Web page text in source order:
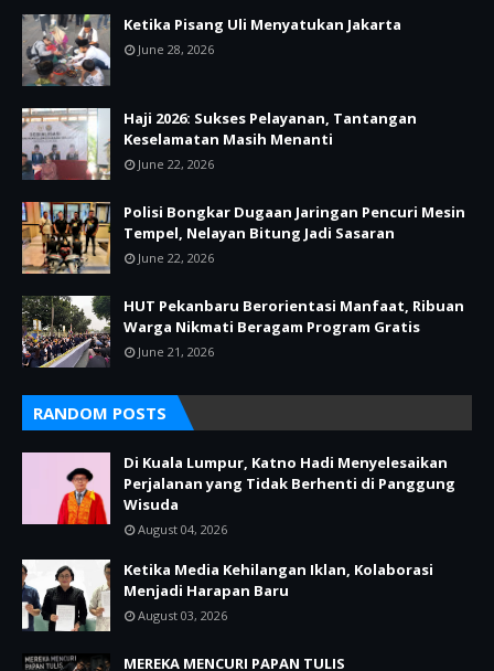
Ketika Pisang Uli Menyatukan Jakarta
June 28, 2026
Haji 2026: Sukses Pelayanan, Tantangan
Keselamatan Masih Menanti
June 22, 2026
Polisi Bongkar Dugaan Jaringan Pencuri Mesin
Tempel, Nelayan Bitung Jadi Sasaran
June 22, 2026
HUT Pekanbaru Berorientasi Manfaat, Ribuan
Warga Nikmati Beragam Program Gratis
June 21, 2026
RANDOM POSTS
Di Kuala Lumpur, Katno Hadi Menyelesaikan
Perjalanan yang Tidak Berhenti di Panggung
Wisuda
August 04, 2026
Ketika Media Kehilangan Iklan, Kolaborasi
Menjadi Harapan Baru
August 03, 2026
MEREKA MENCURI PAPAN TULIS